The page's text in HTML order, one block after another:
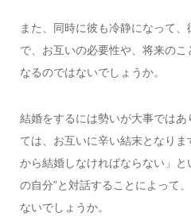
また、同時に彼も冷静になって
で、お互いの必要性や、将来の
なるのではないでしょうか。
結婚をするには勢いが大事では
ては、お互いに辛い結末となり
から結婚しなければならない」
の自分”と対話することによって
ないでしょうか。